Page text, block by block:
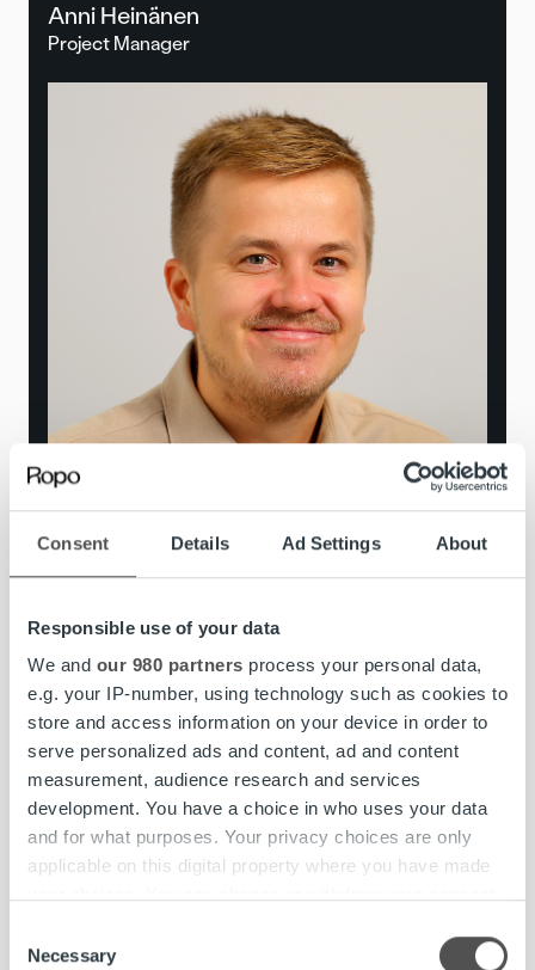
Consent Details Ad Settings About
Responsible use of your data
We and our 980 partners process your personal data,
e.g. your IP-number, using technology such as cookies to
store and access information on your device in order to
serve personalized ads and content, ad and content
measurement, audience research and services
development. You have a choice in who uses your data
and for what purposes. Your privacy choices are only
applicable on this digital property where you have made
the Privacy trigger icon.
Selection
Necessary
Anni Heinänen
Project Manager